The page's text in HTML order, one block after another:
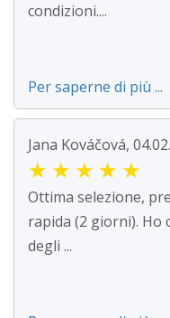
condizioni....
Per saperne di più ...
Jana Kováčová,
★ ★ ★ ★ ★
Ottima selezione,
rapida (2 giorni).
degli ...